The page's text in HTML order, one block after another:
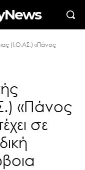
(Ι.Ο.ΑΣ.) «Πάνος
«Πάνος
σε